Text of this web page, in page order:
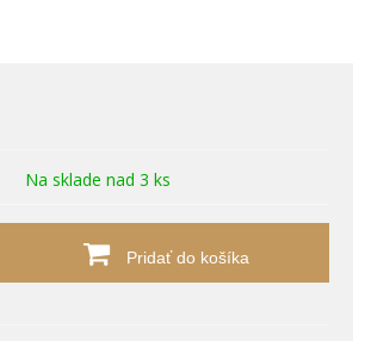
Na sklade nad 3 ks
Pridať do košíka